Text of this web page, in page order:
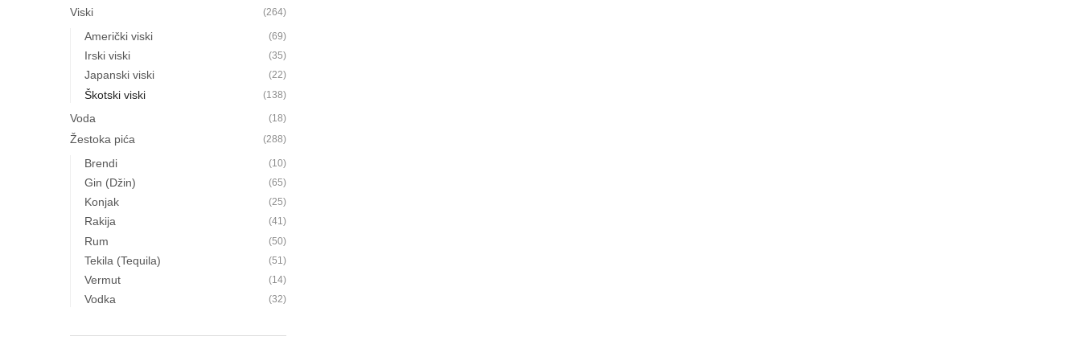
Viski (264)
Američki viski (69)
Irski viski (35)
Japanski viski (22)
Škotski viski (138)
Voda (18)
Žestoka pića (288)
Brendi (10)
Gin (Džin) (65)
Konjak (25)
Rakija (41)
Rum (50)
Tekila (Tequila) (51)
Vermut (14)
Vodka (32)